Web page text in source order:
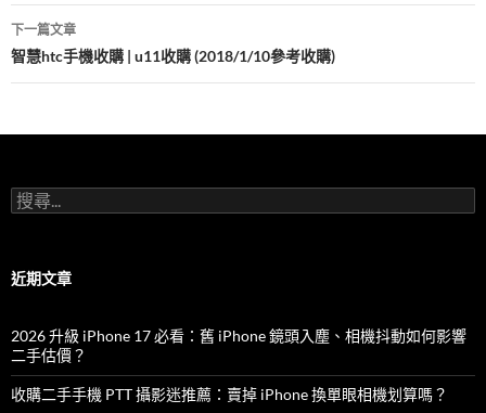
導
覽
下一篇文章
智慧htc手機收購 | u11收購 (2018/1/10參考收購)
搜
尋
字:
近期文章
2026 升級 iPhone 17 必看：舊 iPhone 鏡頭入塵、相機抖動如何影響
二手估價？
收購二手手機 PTT 攝影迷推薦：賣掉 iPhone 換單眼相機划算嗎？